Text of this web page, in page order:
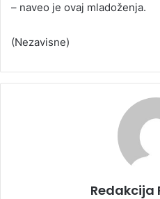
– naveo je ovaj mladoženja.
(Nezavisne)
Redakcija